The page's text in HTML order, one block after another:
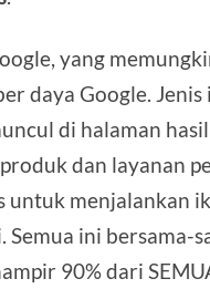
yang
daya Google. Jenis
di halaman
dan layanan
untuk menjalankan
Semua ini bersama-
90% dari